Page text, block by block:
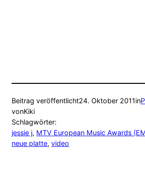
Beitrag veröffentlicht24. Oktober 2011in
vonKiki
Schlagwörter:
jessie j, MTV European Music Awards
neue platte, video